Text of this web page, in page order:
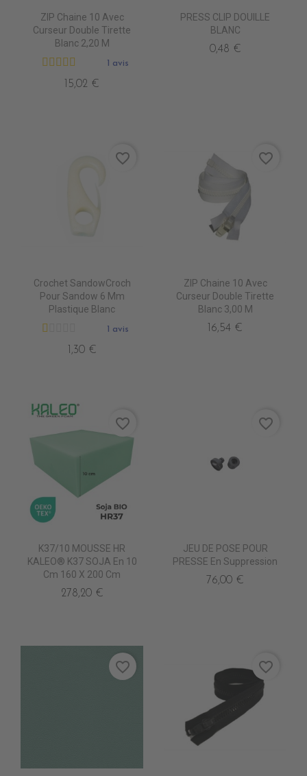
ZIP Chaine 10 Avec
Curseur Double Tirette
Blanc 2,20 M
1 avis
15,02 €
PRESS CLIP DOUILLE
BLANC
0,48 €
Crochet SandowCroch
Pour Sandow 6 Mm
Plastique Blanc
1 avis
1,30 €
favorite_border
ZIP Chaine 10 Avec
Curseur Double Tirette
Blanc 3,00 M
16,54 €
favorite_border
K37/10 MOUSSE HR
KALEO® K37 SOJA En 10
Cm 160 X 200 Cm
278,20 €
favorite_border
JEU DE POSE POUR
PRESSE En Suppression
76,00 €
favorite_border
favorite_border favorite_border